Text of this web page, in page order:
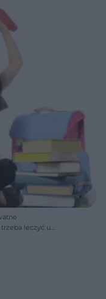
leczyć u